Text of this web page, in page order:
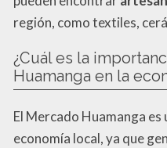
región, como textiles,
¿Cuál es la
Huamanga en la
El Mercado Huamanga
economía local, ya que